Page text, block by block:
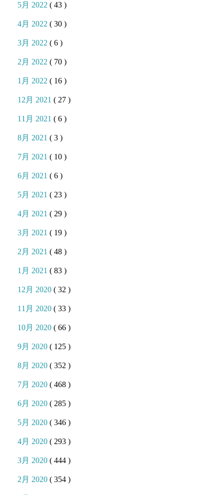
5月 2022( 43 )
4月 2022( 30 )
3月 2022( 6 )
2月 2022( 70 )
1月 2022( 16 )
12月 2021( 27 )
11月 2021( 6 )
8月 2021( 3 )
7月 2021( 10 )
6月 2021( 6 )
5月 2021( 23 )
4月 2021( 29 )
3月 2021( 19 )
2月 2021( 48 )
1月 2021( 83 )
12月 2020( 32 )
11月 2020( 33 )
10月 2020( 66 )
9月 2020( 125 )
8月 2020( 352 )
7月 2020( 468 )
6月 2020( 285 )
5月 2020( 346 )
4月 2020( 293 )
3月 2020( 444 )
2月 2020( 354 )